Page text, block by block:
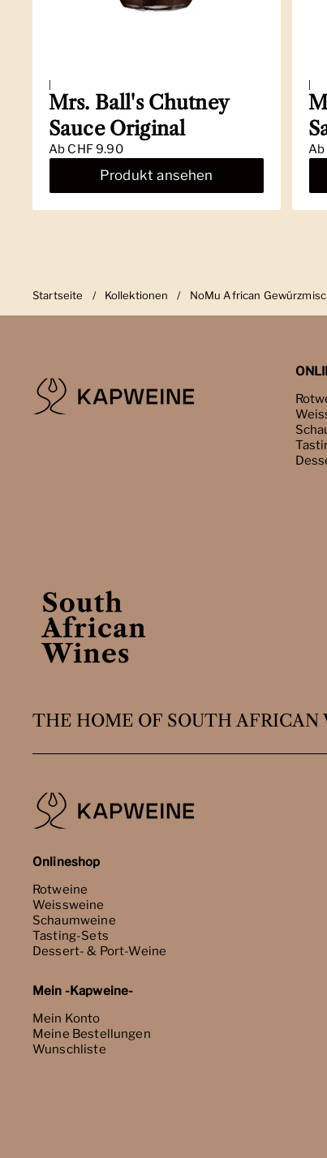
Mrs. Ball's Chutney
Sauce Original
Ab CHF 9.90
Produkt ansehen
Ab
Startseite / Kollektionen / NoMu African
THE HOME OF SOUTH AFRICAN
Onlineshop
Rotweine
Weissweine
Schaumweine
Tasting-Sets
Dessert- & Port-Weine
Mein -Kapweine-
Mein Konto
Meine Bestellungen
Wunschliste